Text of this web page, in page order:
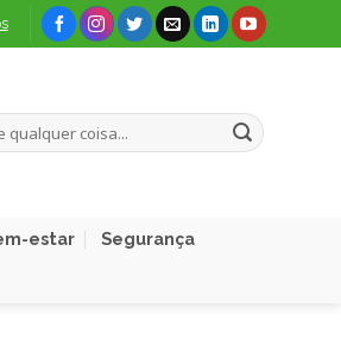
estar Segurança